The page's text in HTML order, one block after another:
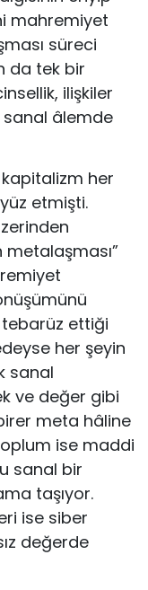
mahremiyet
süreci
da tek bir
ilişkiler
sanal âlemde
her
etmişti.
ettiği
her şeyin
sanal
ve değer gibi
meta hâline
ise maddi
sanal bir
taşıyor.
ise siber
değerde